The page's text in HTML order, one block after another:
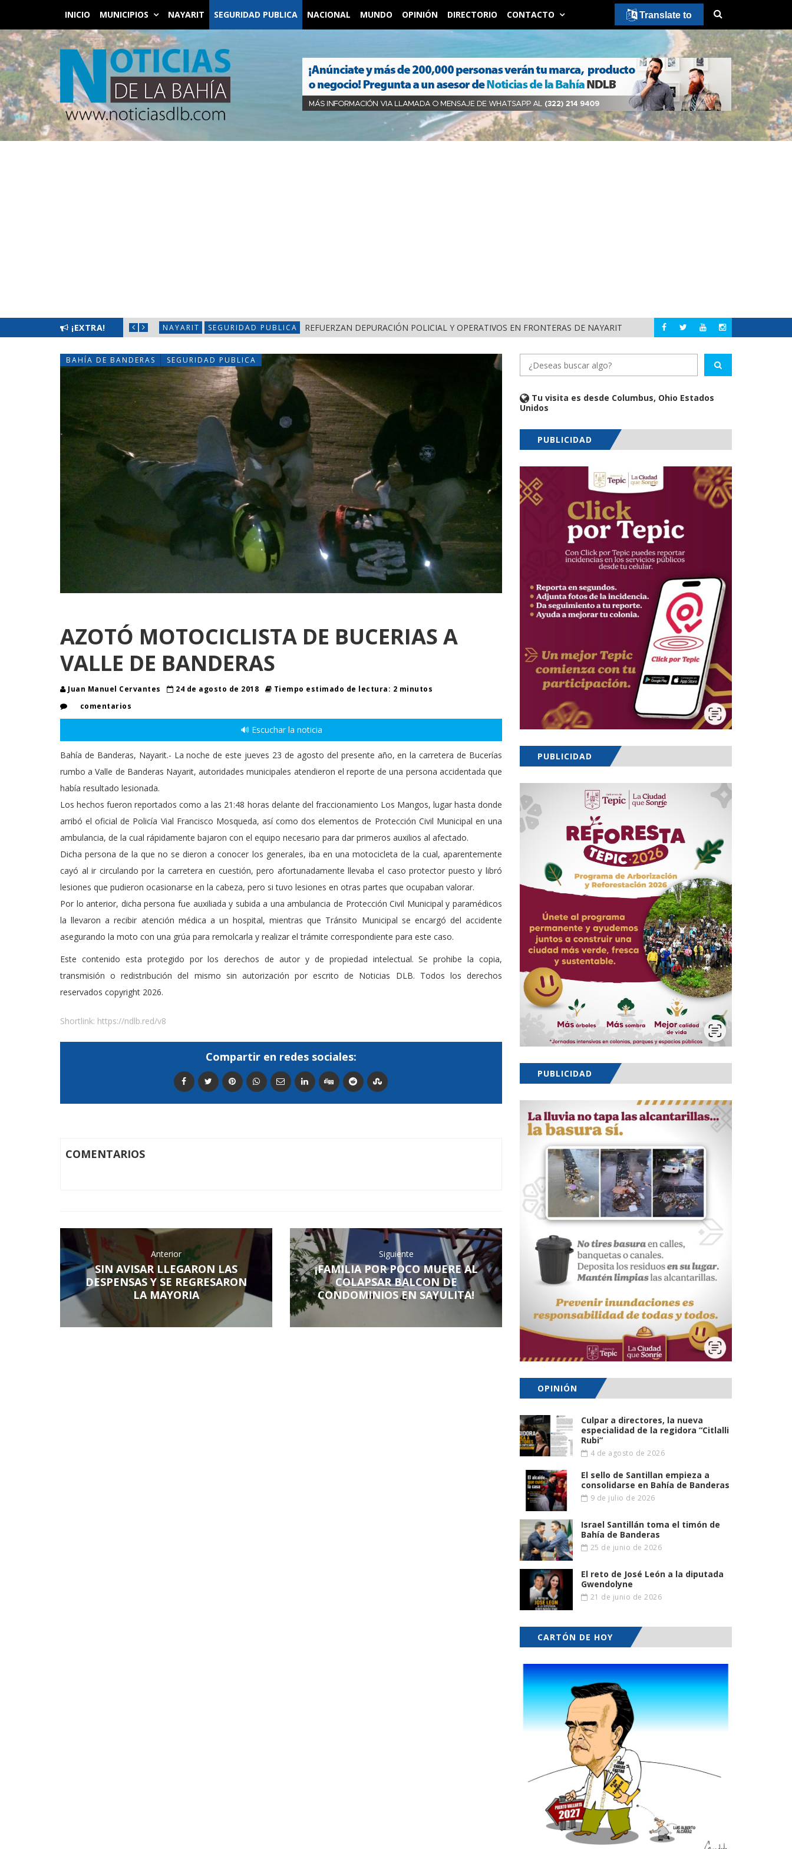
INICIO MUNICIPIOS NAYARIT SEGURIDAD PUBLICA NACIONAL MUNDO OPINIÓN DIRECTORIO CONTACTO
¡EXTRA!
EN BAHÍA DE BANDERAS NAYARIT SEGURIDAD PUBLICA REFUERZAN DEPURACIÓN POLICIAL Y OPERATIVOS EN FRONTERAS DE NAYARIT NAYARIT MUNICIPIOS DE
BAHÍA DE BANDERAS SEGURIDAD PUBLICA
AZOTÓ MOTOCICLISTA DE BUCERIAS A
VALLE DE BANDERAS
Juan Manuel Cervantes 24 de agosto de 2018
Tiempo estimado de lectura: 2 minutos
comentarios
🔊 Escuchar la noticia
Bahía de Banderas, Nayarit.- La noche de este jueves 23 de agosto del presente año, en la carretera de Bucerías
rumbo a Valle de Banderas Nayarit, autoridades municipales atendieron el reporte de una persona accidentada que
había resultado lesionada.
Los hechos fueron reportados como a las 21:48 horas delante del fraccionamiento Los Mangos, lugar hasta donde
arribó el oficial de Policía Vial Francisco Mosqueda, así como dos elementos de Protección Civil Municipal en una
ambulancia, de la cual rápidamente bajaron con el equipo necesario para dar primeros auxilios al afectado.
Dicha persona de la que no se dieron a conocer los generales, iba en una motocicleta de la cual, aparentemente
cayó al ir circulando por la carretera en cuestión, pero afortunadamente llevaba el caso protector puesto y libró
lesiones que pudieron ocasionarse en la cabeza, pero si tuvo lesiones en otras partes que ocupaban valorar.
Por lo anterior, dicha persona fue auxiliada y subida a una ambulancia de Protección Civil Municipal y paramédicos
la llevaron a recibir atención médica a un hospital, mientras que Tránsito Municipal se encargó del accidente
asegurando la moto con una grúa para remolcarla y realizar el trámite correspondiente para este caso.
Este contenido esta protegido por los derechos de autor y de propiedad intelectual. Se prohibe la copia,
transmisión o redistribución del mismo sin autorización por escrito de Noticias DLB. Todos los derechos
reservados copyright 2026.
Shortlink: https://ndlb.red/v8
Compartir en redes sociales:
COMENTARIOS
Anterior
SIN AVISAR LLEGARON LAS
DESPENSAS Y SE REGRESARON
LA MAYORIA
Siguiente
¡FAMILIA POR POCO MUERE AL
COLAPSAR BALCON DE
CONDOMINIOS EN SAYULITA!
Tu visita es desde Columbus, Ohio Estados
Unidos
PUBLICIDAD
PUBLICIDAD
PUBLICIDAD
OPINIÓN
Culpar a directores, la nueva
especialidad de la regidora “Citlalli
Rubi”
4 de agosto de 2026
El sello de Santillan empieza a
consolidarse en Bahía de Banderas
9 de julio de 2026
Israel Santillán toma el timón de
Bahía de Banderas
25 de junio de 2026
El reto de José León a la diputada
Gwendolyne
21 de junio de 2026
CARTÓN DE HOY
Translate to